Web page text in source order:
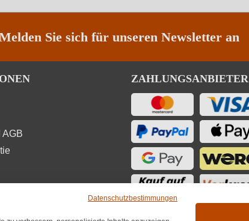
Sie sich für unseren Newsletter an
AGB
ZAHLUNGSANBIETER
Datenschutzbestimmungen